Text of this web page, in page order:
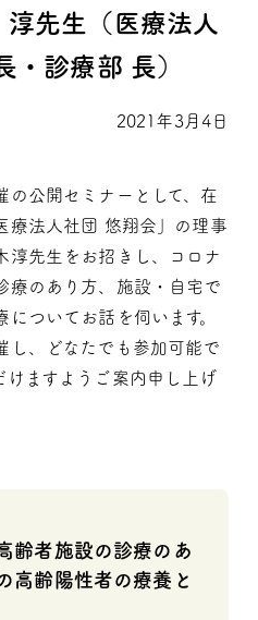
先生（医療法人
・診療部 長）
2021年3月4日
公開セミナーとして、在
療法人社団 悠翔会」の理事
淳先生をお招きし、コロナ
療のあり 方、施設・自宅で
についてお話を伺いま す。
、どなたでも参加可能で
けますようご案内申し上げ
齢者施設の診療のあ
高齢陽性者の療養と